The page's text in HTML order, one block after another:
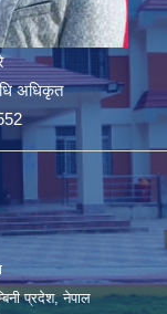
अधिकृत
प्रदेश, नेपाल